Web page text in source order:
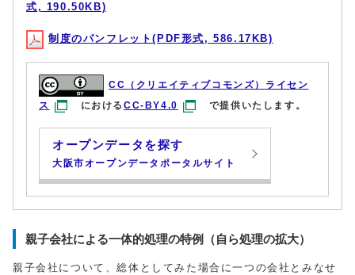
式, 190.50KB)
制度のパンフレット(PDF形式, 586.17KB)
CC（クリエイティブコモンズ）ライセン
ス
におけるCC-BY4.0 で提供いたします。
オープンデータを探す
大阪市オープンデータポータルサイト
親子会社による一体的処理の特例（自ら処理の拡大）
親子会社について、総体としてみた場合に一つの会社とみなせ